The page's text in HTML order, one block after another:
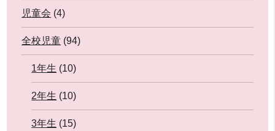
児童会 (4)
全校児童 (94)
1年生 (10)
2年生 (10)
3年生 (15)